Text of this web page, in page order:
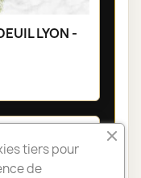
LYON -
tiers pour
de